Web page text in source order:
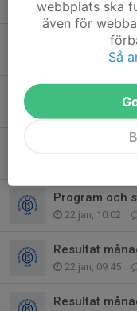
19 feb, 16:43
Inbjudan
16 feb, 16:28
Sektionsmöte
Sektionsmöte
Program och
22 jan, 10:02
Resultat
22 jan, 09:45
Resultat
webbplats ska
även för
Så